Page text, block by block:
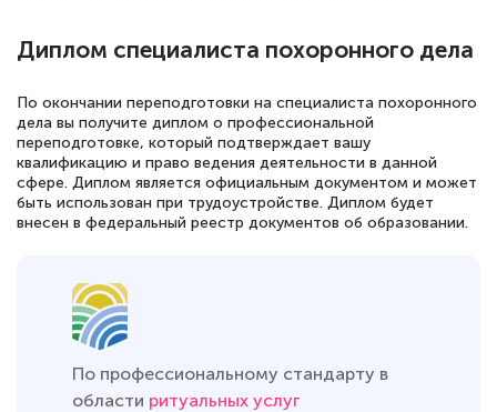
По профессиональному стандарту в
области ритуальных услуг
Диплом специалиста похоронного дела
По окончании переподготовки на специалиста похоронного
дела вы получите диплом о профессиональной
переподготовке, который подтверждает вашу
квалификацию и право ведения деятельности в данной
сфере. Диплом является официальным документом и может
быть использован при трудоустройстве. Диплом будет
внесен в федеральный реестр документов об образовании.